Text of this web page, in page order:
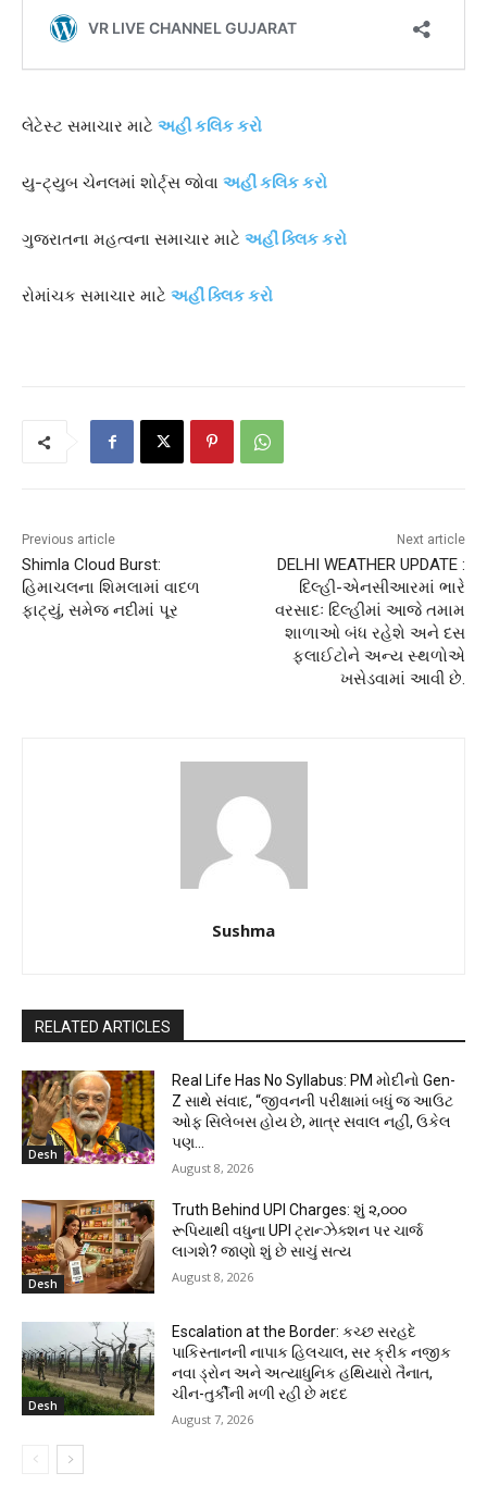
લેટેસ્ટ સમાચાર માટે અહી કલિક કરો
યુ-ટ્યુબ ચેનલમાં શોર્ટ્સ જોવા અહીં કલિક કરો
ગુજરાતના મહત્વના સમાચાર માટે અહીં ક્લિક કરો
રોમાંચક સમાચાર માટે અહીં ક્લિક કરો
Previous article
Shimla Cloud Burst:
હિમાચલના શિમલામાં વાદળ
ફાટ્યું, સમેજ નદીમાં પૂર
Next article
DELHI WEATHER UPDATE :
દિલ્હી-એનસીઆરમાં ભારે
વરસાદઃ દિલ્હીમાં આજે તમામ
શાળાઓ બંધ રહેશે અને દસ
ફ્લાઈટોને અન્ય સ્થળોએ
ખસેડવામાં આવી છે.
Sushma
RELATED ARTICLES
Desh
Real Life Has No Syllabus: PM મોદીનો Gen-
Z સાથે સંવાદ, “જીવનની પરીક્ષામાં બધું જ આઉટ
ઓફ સિલેબસ હોય છે, માત્ર સવાલ નહીં, ઉકેલ
પણ...
August 8, 2026
Desh
Truth Behind UPI Charges: શું ૨,૦૦૦
રૂપિયાથી વધુના UPI ટ્રાન્ઝેક્શન પર ચાર્જ
લાગશે? જાણો શું છે સાચું સત્ય
August 8, 2026
Desh
Escalation at the Border: કચ્છ સરહદે
પાકિસ્તાનની નાપાક હિલચાલ, સર ક્રીક નજીક
નવા ડ્રોન અને અત્યાધુનિક હથિયારો તૈનાત,
ચીન-તુર્કીની મળી રહી છે મદદ
August 7, 2026